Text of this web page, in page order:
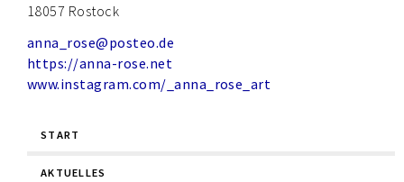
18057 Rostock
anna_rose@posteo.de
https://anna-rose.net
www.instagram.com/_anna_rose_art
überspringen
START
AKTUELLES